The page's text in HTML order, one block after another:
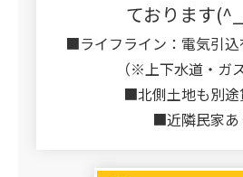
ております
■ライフライン：電気引込
（※上下水道・ガ
■北側土地も別途
■近隣民家あ